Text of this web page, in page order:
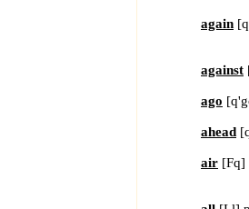
again [q
against
ago [
ahead [
air [Fq]